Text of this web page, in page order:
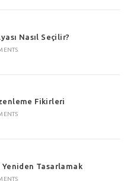
Nasıl Seçilir?
Fikirleri
Yeniden Tasarlamak